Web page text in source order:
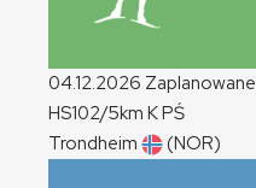
04.12.2026 Zaplanowane
HS102/5km KPŚ
Trondheim
(NOR)